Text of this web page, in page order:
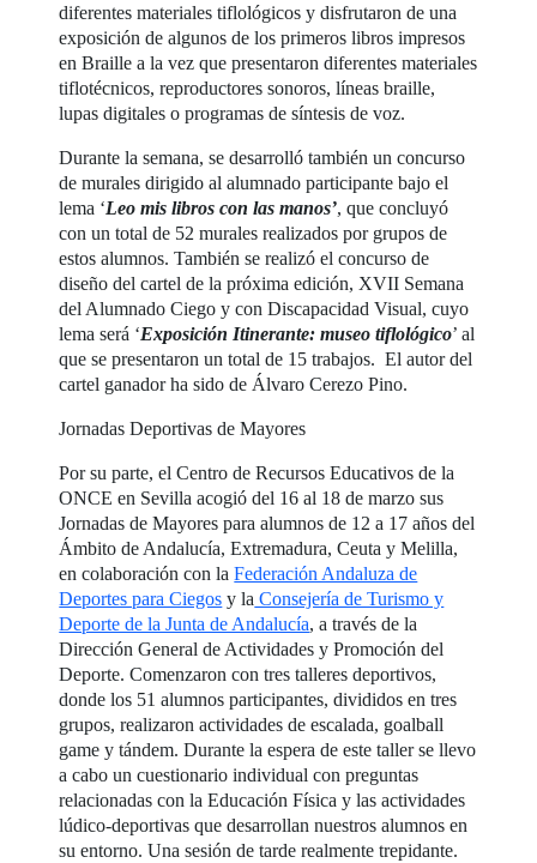
diferentes materiales tiflológicos y disfrutaron de una
exposición de algunos de los primeros libros impresos
en Braille a la vez que presentaron diferentes materiales
tiflotécnicos, reproductores sonoros, líneas braille,
lupas digitales o programas de síntesis de voz.
Durante la semana, se desarrolló también un concurso
de murales dirigido al alumnado participante bajo el
lema ‘Leo mis libros con las manos’, que concluyó
con un total de 52 murales realizados por grupos de
estos alumnos. También se realizó el concurso de
diseño del cartel de la próxima edición, XVII Semana
del Alumnado Ciego y con Discapacidad Visual, cuyo
lema será ‘Exposición Itinerante: museo tiflológico’ al
que se presentaron un total de 15 trabajos. El autor del
cartel ganador ha sido de Álvaro Cerezo Pino.
Jornadas Deportivas de Mayores
Por su parte, el Centro de Recursos Educativos de la
ONCE en Sevilla acogió del 16 al 18 de marzo sus
Jornadas de Mayores para alumnos de 12 a 17 años del
Ámbito de Andalucía, Extremadura, Ceuta y Melilla,
en colaboración con laFederación Andaluza de
Deportes para Ciegos y la Consejería de Turismo y
Deporte de la Junta de Andalucía, a través de la
Dirección General de Actividades y Promoción del
Deporte. Comenzaron con tres talleres deportivos,
donde los 51 alumnos participantes, divididos en tres
grupos, realizaron actividades de escalada, goalball
game y tándem. Durante la espera de este taller se llevo
a cabo un cuestionario individual con preguntas
relacionadas con la Educación Física y las actividades
lúdico-deportivas que desarrollan nuestros alumnos en
su entorno. Una sesión de tarde realmente trepidante.